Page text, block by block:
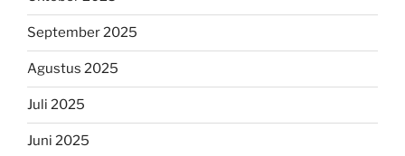
September 2025
Agustus 2025
Juli 2025
Juni 2025